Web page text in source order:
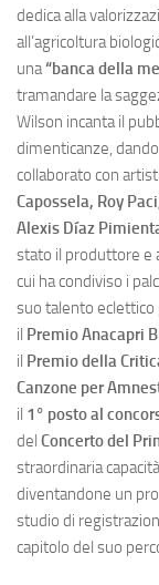
dedica alla
all’agricoltura
una“banca della
tramandare la
Wilson incanta il
dimenticanze,
collaborato con
Capossela, Roy
Alexis Díaz
stato il produttore e
cui ha condiviso i
suo talento eclettico
il Premio Anacapri
il Premio della
Canzone per
il 1° posto al
del Concerto del
straordinaria
diventandone un
studio di
capitolo del suo